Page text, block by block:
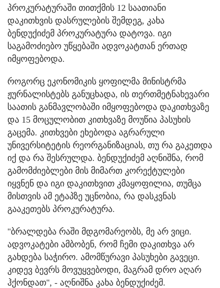
პროკურატურაში თითქმის 12 საათიანი
დაკითხვის დასრულების შემდეგ, კახა
ბენდუქიძემ პროკურატურა დატოვა. იგი
საგამოძიებო უწყებაში ადვოკატთან ერთად
იმყოფებოდა.
როგორც ეკონომიკის ყოფილმა მინისტრმა
ჟურნალისტებს განუცხადა, ის თერთმეტნახევარი
საათის განმავლობაში იმყოფებოდა დაკითხვაზე
და 15 მოცულობით კითხვაზე მოუწია პასუხის
გაცემა. კითხვები ეხებოდა აგრარული
უნივერსიტეტის რეორგანიზაციას, თუ რა გაკეთდა
იქ და რა შესრულდა. ბენდუქიძემ აღნიშნა, რომ
გამომძიებლები მის მიმართ კორექტულები
იყვნენ და იგი დაკითხვით კმაყოფილია, თუმცა
მისთვის ამ ეტაპზე უცნობია, რა დასკვნას
გააკეთებს პროკურატურა.
"ბრალდება რაში მდგომარეობს, მე არ ვიცი.
ადვოკატები ამბობენ, რომ ჩემი დაკითხვა არ
გახდება საჭირო. ამომწურავი პასუხები გავეცი.
კიდევ ბევრს მოვუყვებოდი, მაგრამ დრო აღარ
ჰქონდათ", - აღნიშნა კახა ბენდუქიძემ.